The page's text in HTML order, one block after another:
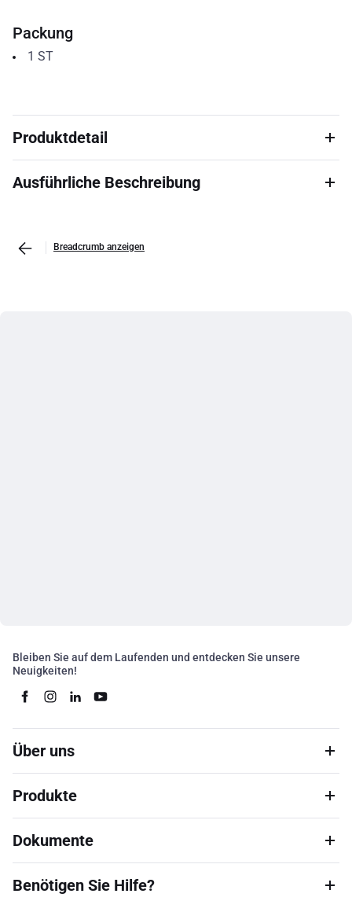
Packung
1 ST
Produktdetail
Ausführliche Beschreibung
Breadcrumb anzeigen
Bleiben Sie auf dem Laufenden und entdecken Sie unsere
Neuigkeiten!
Über uns
Produkte
Dokumente
Benötigen Sie Hilfe?